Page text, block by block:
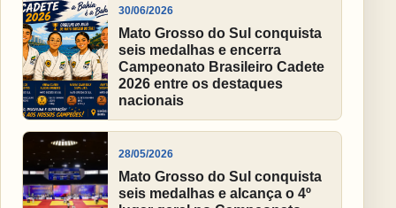
30/06/2026
Mato Grosso do Sul conquista
seis medalhas e encerra
Campeonato Brasileiro Cadete
2026 entre os destaques
nacionais
28/05/2026
Mato Grosso do Sul conquista
seis medalhas e alcança o 4º